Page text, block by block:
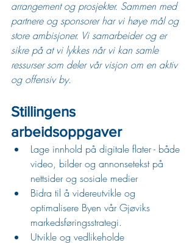
arrangement og prosjekter. Sammen med
partnere og sponsorer har vi høye mål og
store ambisjoner. Vi samarbeider og er
sikre på at vi lykkes når vi kan samle
ressurser som deler vår visjon om en aktiv
og offensiv by.
Stillingens
arbeidsoppgaver
Lage innhold på digitale flater - både
video, bilder og annonsetekst på
nettsider og sosiale medier
Bidra til å videreutvikle og
optimalisere Byen vår Gjøviks
markedsføringsstrategi.
Utvikle og vedlikeholde